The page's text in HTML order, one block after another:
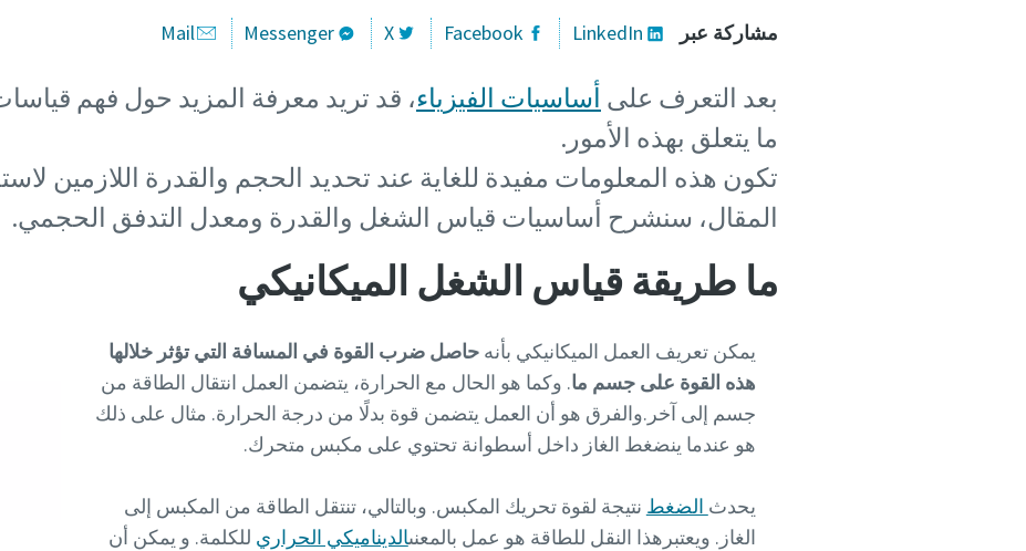
مشاركة عبر LinkedIn
Facebook
X
Messenger
Mail
بعد التعرف على أساسيات الفيزياء، قد تريد معرفة المزيد حول فهم
ما يتعلق بهذه الأمور.
تكون هذه المعلومات مفيدة للغاية عند تحديد الحجم والقدرة اللازمين
المقال، سنشرح أساسيات قياس الشغل والقدرة ومعدل التدفق الحجمي.
ما طريقة قياس الشغل الميكانيكي
يمكن تعريف العمل الميكانيكي بأنهحاصل ضرب القوة في المسافة التي تؤثر خلالها
هذه القوة على جسم ما. وكما هو الحال مع الحرارة، يتضمن العمل انتقال الطاقة من
جسم إلى آخر.والفرق هو أن العمل يتضمن قوة بدلًا من درجة الحرارة. مثال على ذلك
هو عندما ينضغط الغاز داخل أسطوانة تحتوي على مكبس متحرك.
يحدث الضغط نتيجة لقوة تحريك المكبس. وبالتالي، تنتقل الطاقة من المكبس إلى
الغاز. ويعتبرهذا النقل للطاقة هو عمل بالمعنىالديناميكي الحراري للكلمة. و يمكن أن